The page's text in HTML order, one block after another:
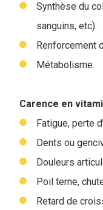
Synthèse du
sanguins, etc).
Renforcement
Métabolisme.
Carence en
Fatigue, perte
Dents ou
Douleurs
Poil terne,
Retard de